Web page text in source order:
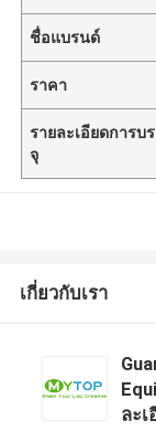
ชื่อแบรนด์
ราคา
รายละเอียดการบ
จุ
เกี่ยวกับเรา
ละ